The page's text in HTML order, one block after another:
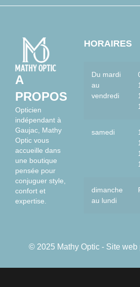
A
PROPOS
Opticien
indépendant à
Gaujac, Mathy
Optic vous
accueille dans
une boutique
pensée pour
conjuguer style,
confort et
expertise.
HORAIRES
Du mardi
au
vendredi
samedi
dimanche
au lundi
© 2025 Mathy Optic - Site web